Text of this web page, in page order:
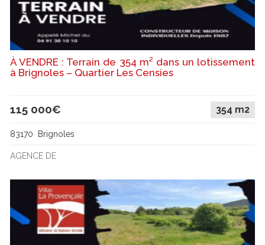
À VENDRE : Terrain de 354 m² dans un lotissement
à Brignoles – Quartier Les Censies
115 000€ 354 m2
83170 Brignoles
AGENCE DE